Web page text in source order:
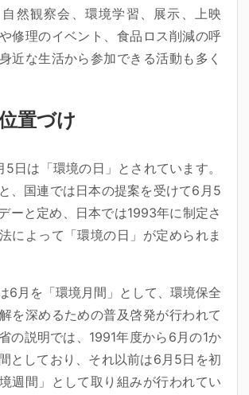
然観察会、環境学習、展示、上映
修理のイベント、食品ロス削減の呼
近な生活から参加できる活動も多く
置づけ
5日は「環境の日」とされています。
、国連では日本の提案を受けて6月5
ーと定め、日本では1993年に制定さ
によって「環境の日」が定められま
6月を「環境月間」として、環境保全
を深めるための普及啓発が行われて
の説明では、1991年度から6月の1か
としており、それ以前は6月5日を初
週間」として取り組みが行われてい